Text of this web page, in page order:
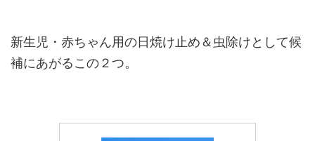
新生児・赤ちゃん用の日焼け止め＆虫除けとして候
補にあがるこの２つ。